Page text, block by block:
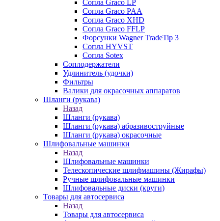
Сопла Graco LP
Сопла Graco PAA
Сопла Graco XHD
Сопла Graco FFLP
Форсунки Wagner TradeTip 3
Сопла HYVST
Сопла Sotex
Соплодержатели
Удлинитель (удочки)
Фильтры
Валики для окрасочных аппаратов
Шланги (рукава)
Назад
Шланги (рукава)
Шланги (рукава) абразивоструйные
Шланги (рукава) окрасочные
Шлифовальные машинки
Назад
Шлифовальные машинки
Телескопические шлифмашины (Жирафы)
Ручные шлифовальные машинки
Шлифовальные диски (круги)
Товары для автосервиса
Назад
Товары для автосервиса